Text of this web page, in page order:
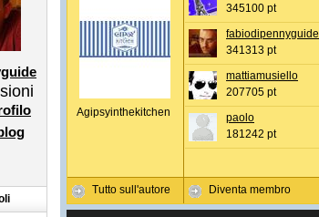
Agipsyinthekitchen
Tutto sull'autore
345100 pt
fabiodipennyguide
341313 pt
mattiamusiello
207705 pt
paolo
181242 pt
Diventa membro